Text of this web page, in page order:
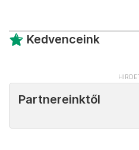
Kedvenceink
Partnereinktől